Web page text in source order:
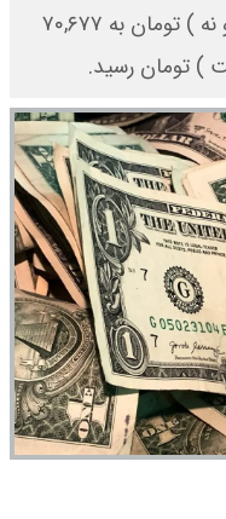
۷۰,۹۴۹ (هفتاد هزار و نهصد و چهل و نه ) تومان به ۷۰,۶۷۷
) تومان رسید.